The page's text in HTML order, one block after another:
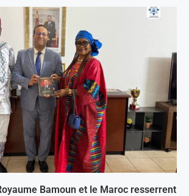
Bamoun et le Maroc resserrent